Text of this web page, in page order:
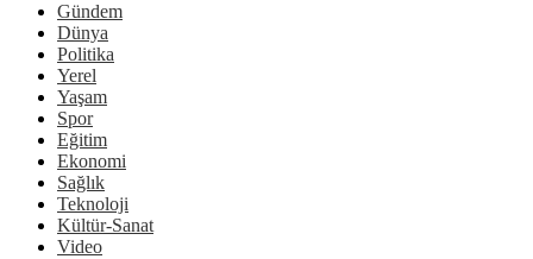
Gündem
Dünya
Politika
Yerel
Yaşam
Spor
Eğitim
Ekonomi
Sağlık
Teknoloji
Kültür-Sanat
Video